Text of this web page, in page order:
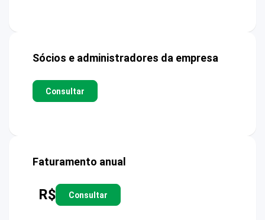
Sócios e administradores da empresa
Consultar
Faturamento anual
R$ Consultar